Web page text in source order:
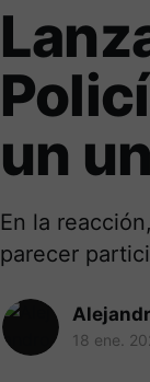
un
En la
parecer
18 ene.